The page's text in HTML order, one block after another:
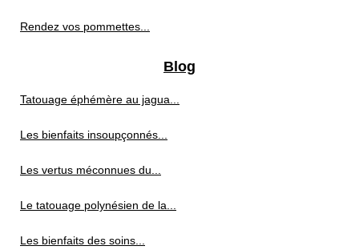
Rendez vos pommettes...
Blog
Tatouage éphémère au jagua...
Les bienfaits insoupçonnés...
Les vertus méconnues du...
Le tatouage polynésien de la...
Les bienfaits des soins...